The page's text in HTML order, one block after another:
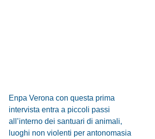
Enpa Verona con questa prima
intervista entra a piccoli passi
all’interno dei santuari di animali,
luoghi non violenti per antonomasia